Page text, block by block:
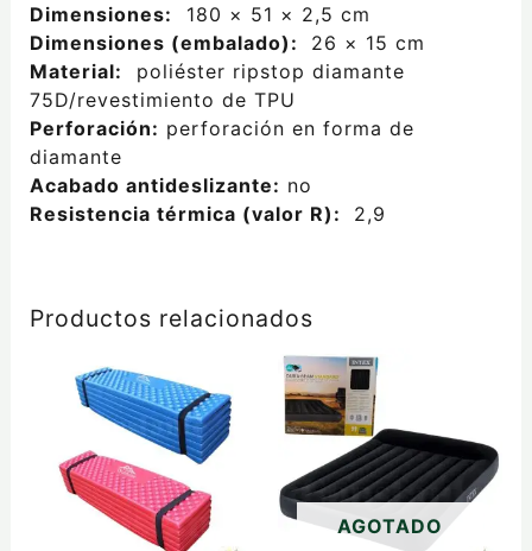
Dimensiones: 180 × 51 × 2,5 cm
Dimensiones (embalado):
26 × 15 cm
Material: poliéster ripstop diamante
75D/revestimiento de TPU
Perforación: perforación en forma de
diamante
Acabado antideslizante: no
Resistencia térmica (valor R):
2,9
Productos relacionados
AGOTADO